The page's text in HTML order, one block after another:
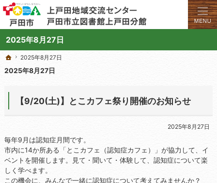
2025年8月27日
学びと交流のプラットフォーム。地域の講座や施設をご案内しています。
上戸田地域交流センターや戸田市立図書館上戸田分館の総合案内サイト
ホーム
2025年8月27日
2025年8月27日
【9/20(土)】とこカフェ祭り開催のお知らせ
2025年8月27日
毎年9月は認知症月間です。
市内に14か所ある「とこカフェ（認知症カフェ）」が協力して、イ
ベントを開催します。見て・聞いて・体験して、認知症について楽
しく学べます。
この機会に、みんなで一緒に認知症について考えてみませんか？
ホーム
2025年8月27日